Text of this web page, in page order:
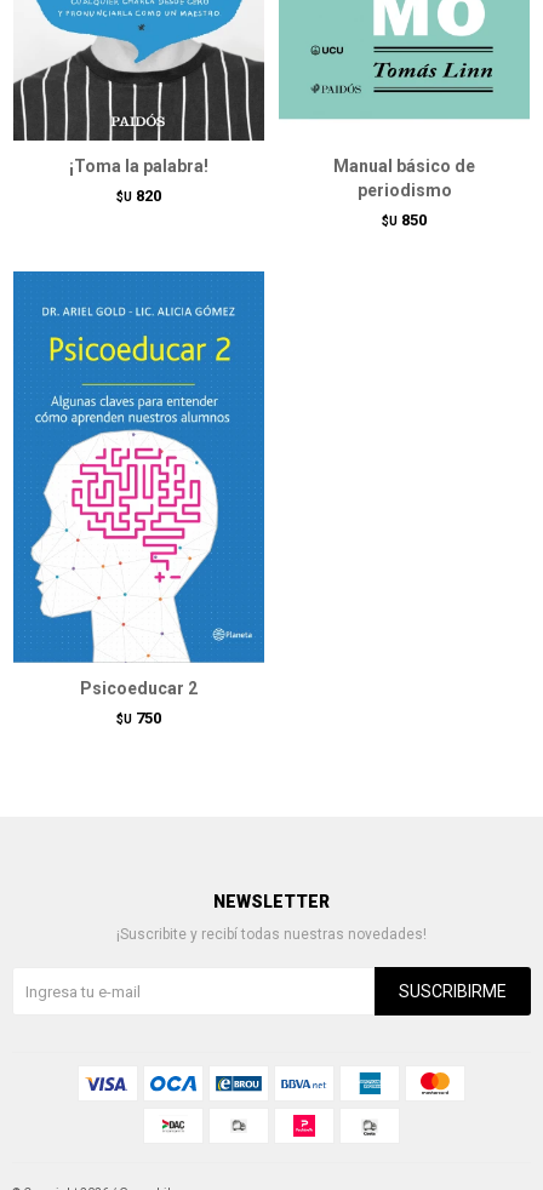
¡Toma la palabra!
$U 820
Manual básico de
periodismo
$U 850
Psicoeducar 2
$U 750
NEWSLETTER
¡Suscribite y recibí todas nuestras novedades!
SUSCRIBIRME